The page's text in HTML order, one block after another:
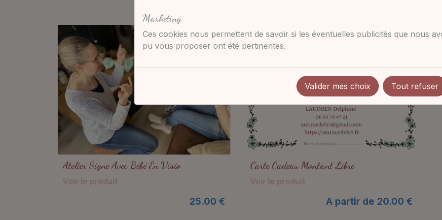
Atelier Signe Avec Bébé En Visio
Voir le produit
25.00 €
Carte Cadeau Montant Libre
Voir le produit
A partir de 20.00 €
Marketing
Ces cookies nous permettent de savoir si les éventuelles publicités que nous
pu vous proposer ont été pertinentes.
Valider mes choix Tout refuser